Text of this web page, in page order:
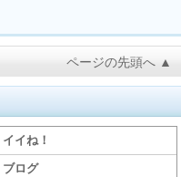
ページの先頭へ ▲
イイね！
ブログ